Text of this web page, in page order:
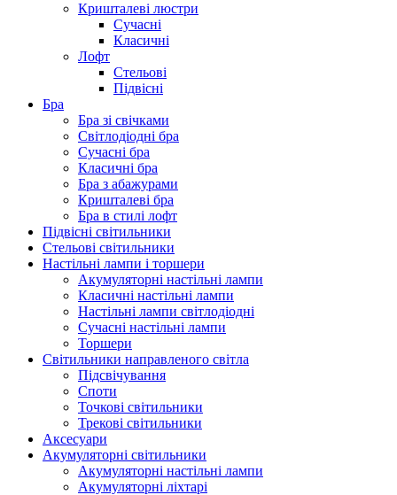
Кришталеві люстри
Сучасні
Класичні
Лофт
Стельові
Підвісні
Бра
Бра зі свічками
Світлодіодні бра
Сучасні бра
Класичні бра
Бра з абажурами
Кришталеві бра
Бра в стилі лофт
Підвісні світильники
Стельові світильники
Настільні лампи і торшери
Акумуляторні настільні лампи
Класичні настільні лампи
Настільні лампи світлодіодні
Сучасні настільні лампи
Торшери
Світильники направленого світла
Підсвічування
Споти
Точкові світильники
Трекові світильники
Аксесуари
Акумуляторні світильники
Акумуляторні настільні лампи
Акумуляторні ліхтарі